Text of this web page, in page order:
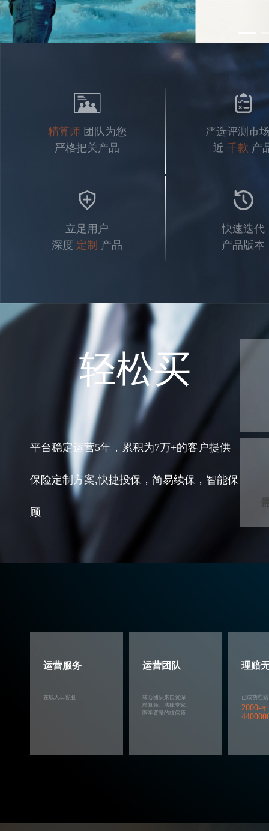
精算师 团队为您
严格把关产品
严选评测市
近 千款 产
立足用户
深度 定制 产品
快速迭代
产品版本
轻松买
平台稳定运营5年，累积为7万+的客户提供
保险定制方案,快捷投保，简易续保，智能保
顾
运营服务
在线人工客服
运营团队
核心团队来自资深
精算师、法律专家、
医学背景的核保师
理赔
已成功理赔
2000+件